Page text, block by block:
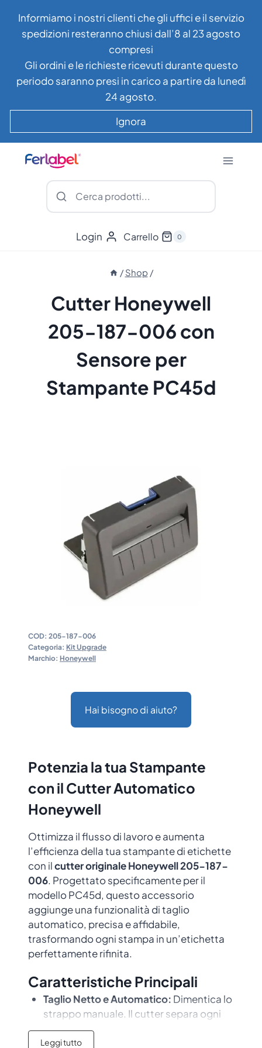
contenuto
Informiamo i nostri clienti che gli uffici e il servizio
spedizioni resteranno chiusi dall’8 al 23 agosto
compresi
Gli ordini e le richieste ricevuti durante questo
periodo saranno presi in carico a partire da lunedì
24 agosto.
Ignora
Login Carrello 0
/ Shop /
Cutter Honeywell
205-187-006 con
Sensore per
Stampante PC45d
COD: 205-187-006
Categoria: Kit Upgrade
Marchio: Honeywell
Hai bisogno di aiuto?
Potenzia la tua Stampante
con il Cutter Automatico
Honeywell
Ottimizza il flusso di lavoro e aumenta
l’efficienza della tua stampante di etichette
con ilcutter originale Honeywell 205-187-
006. Progettato specificamente per il
modello PC45d, questo accessorio
aggiunge una funzionalità di taglio
automatico, precisa e affidabile,
trasformando ogni stampa in un’etichetta
perfettamente rifinita.
Caratteristiche Principali
Taglio Netto e Automatico: Dimentica lo
strappo manuale. Il cutter separa ogni
etichetta o ricevuta in modo pulito
subito dopo la stampa, garantendo una
Leggi tutto